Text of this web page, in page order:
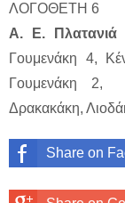
ΛΟΓΟΘΕΤΗ 6
Α. Ε. Πλατανιά
Γουμενάκη 4,
Γουμενάκη 2,
Δρακακάκη,
Share on